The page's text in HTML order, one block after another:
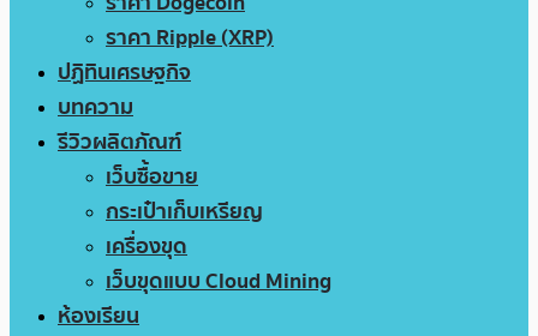
ราคา Ripple (XRP)
ปฏิทินเศรษฐกิจ
บทความ
รีวิวผลิตภัณฑ์
เว็บซื้อขาย
กระเป๋าเก็บเหรียญ
เครื่องขุด
เว็บขุดแบบ Cloud Mining
ห้องเรียน